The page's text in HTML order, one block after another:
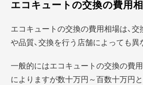
エコキュートの交換の費用
エコキュートの交換の費用相場は、
や品質、交換を行う店舗によっても異
一般的にはエコキュートの交換の費
によりますが数十万円～百数十万円